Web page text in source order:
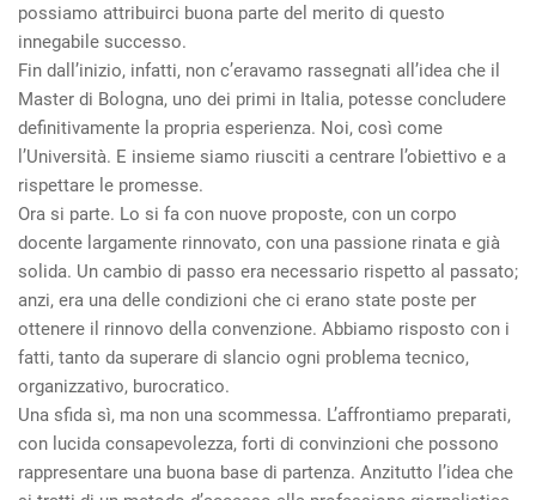
possiamo attribuirci buona parte del merito di questo
innegabile successo.
Fin dall’inizio, infatti, non c’eravamo rassegnati all’idea che il
Master di Bologna, uno dei primi in Italia, potesse concludere
definitivamente la propria esperienza. Noi, così come
l’Università. E insieme siamo riusciti a centrare l’obiettivo e a
rispettare le promesse.
Ora si parte. Lo si fa con nuove proposte, con un corpo
docente largamente rinnovato, con una passione rinata e già
solida. Un cambio di passo era necessario rispetto al passato;
anzi, era una delle condizioni che ci erano state poste per
ottenere il rinnovo della convenzione. Abbiamo risposto con i
fatti, tanto da superare di slancio ogni problema tecnico,
organizzativo, burocratico.
Una sfida sì, ma non una scommessa. L’affrontiamo preparati,
con lucida consapevolezza, forti di convinzioni che possono
rappresentare una buona base di partenza. Anzitutto l’idea che